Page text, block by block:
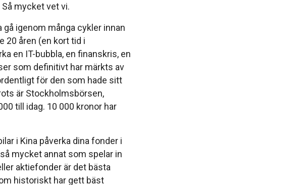
mycket vet vi.
igenom många cykler innan
20 åren (en kort tid i
en IT-bubbla, en finanskris, en
som definitivt har märkts av
för den som hade sitt
är Stockholmsbörsen,
till idag. 10 000 kronor har
i Kina påverka dina fonder i
mycket annat som spelar in
aktiefonder är det bästa
historiskt har gett bäst